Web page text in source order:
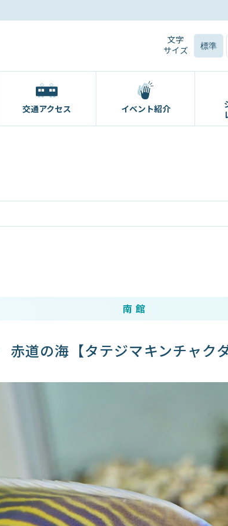
文字
サイズ
標準
交通アクセス イベント紹介
南館
赤道の海【タテジマキンチャク